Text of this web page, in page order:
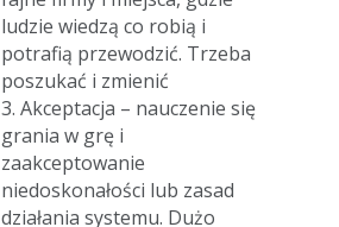
ludzie wiedzą co robią i
potrafią przewodzić. Trzeba
poszukać i zmienić
3. Akceptacja – nauczenie się
grania w grę i
zaakceptowanie
niedoskonałości lub zasad
działania systemu. Dużo